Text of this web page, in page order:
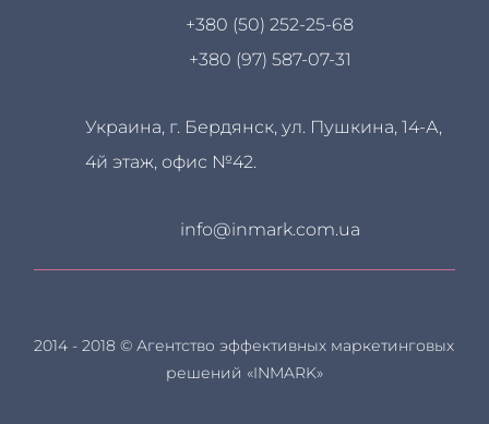
+380 (50) 252-25-68
+380 (97) 587-07-31
Украина, г. Бердянск, ул. Пушкина, 14-А,
4й этаж, офис №42.
info@inmark.com.ua
2014 - 2018 © Агентство эффективных маркетинговых
решений «INMARK»